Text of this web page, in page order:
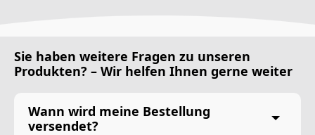
Sie haben weitere Fragen zu unseren
Produkten? – Wir helfen Ihnen gerne weiter
Wann wird meine Bestellung
versendet?